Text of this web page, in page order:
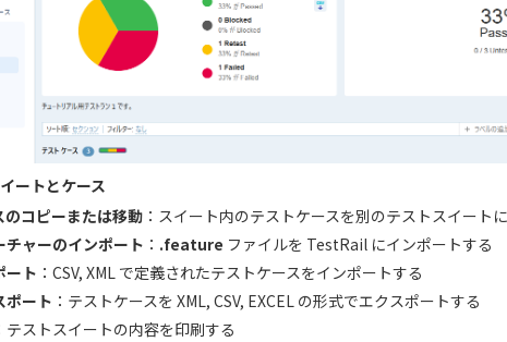
ートとケース
のコピーまたは移動 ：スイート内のテストケースを別のテストスイート
チャーのインポート ： .feature ファイルを TestRail にインポートする
ート ：CSV, XML で定義されたテストケースをインポートする
ポート ：テストケースを XML, CSV, EXCEL の形式でエクスポートする
テストスイートの内容を印刷する